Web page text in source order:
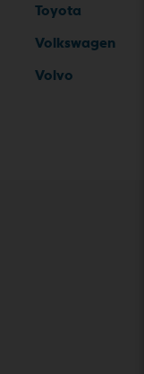
Toyota
Volkswagen
Volvo